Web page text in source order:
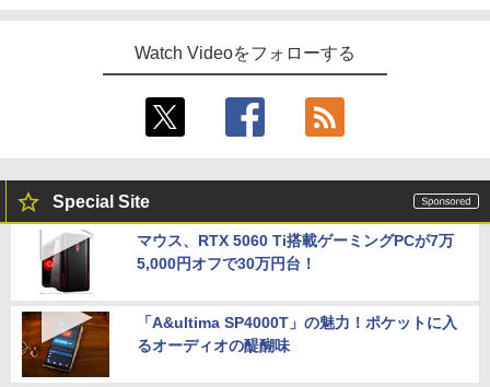
Watch Videoをフォローする
Special Site
マウス、RTX 5060 Ti搭載ゲーミングPCが7万
5,000円オフで30万円台！
「A&ultima SP4000T」の魅力！ポケットに入
るオーディオの醍醐味